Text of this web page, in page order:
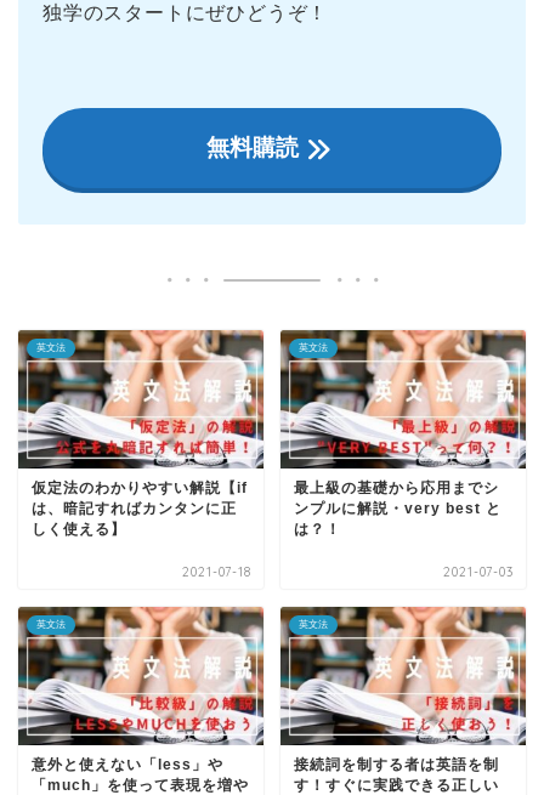
独学のスタートにぜひどうぞ！
無料購読
英文法
仮定法のわかりやすい解説【if
は、暗記すればカンタンに正
しく使える】
2021-07-18
英文法
最上級の基礎から応用までシ
ンプルに解説・very best と
は？！
2021-07-03
英文法
意外と使えない「less」や
「much」を使って表現を増や
英文法
接続詞を制する者は英語を制
す！すぐに実践できる正しい